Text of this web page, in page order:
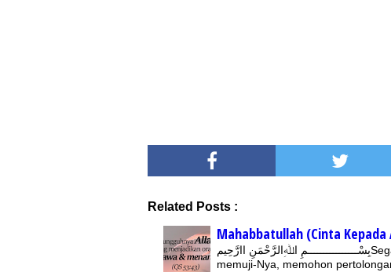
Related Posts :
Mahabbatullah (Cinta Kepada
بِسْــــــــــــــــمِ اﷲِالرَّحْمَنِ اارَّحِيمSegala puji hanya milik Allah Subhanahu wa ta’ala, kita
memuji-Nya, memohon